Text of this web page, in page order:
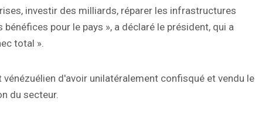
investir des milliards, réparer les infrastructures
pour le pays », a déclaré le président, qui a
total ».
d'avoir unilatéralement confisqué et vendu le
du secteur.